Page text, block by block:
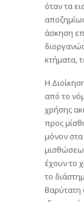
όταν τα
άσκηση
κτήματα,
H
από το
χρήσης
προς
μόνον
έχουν το
το
Βαρύτατη